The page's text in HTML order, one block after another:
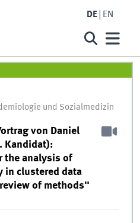
DE EN
und Sozialmedizin
von Daniel
Kandidat):
the analysis of
in clustered data
of methods"